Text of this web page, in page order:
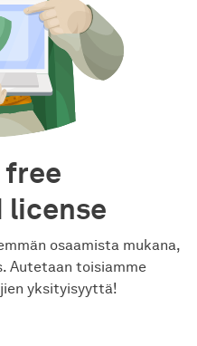
free
license
osaamista mukana,
Autetaan toisiamme
yksityisyyttä!